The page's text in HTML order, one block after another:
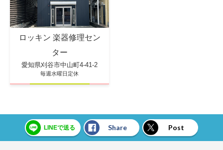
ロッキン 楽器修理セン
ター
愛知県刈谷市中山町4-41-2
毎週水曜日定休
LINEで送る Share Post